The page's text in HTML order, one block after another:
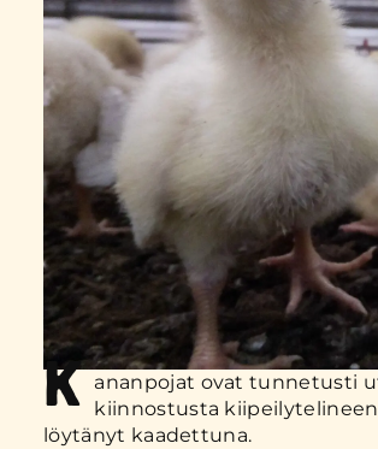
K ananpojat ovat tunnetusti
kiinnostusta
löytänyt kaadettuna.